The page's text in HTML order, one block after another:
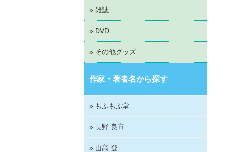
» 雑誌
» DVD
» その他グッズ
作家・著者名から探す
» もふもふ堂
» 長野 良市
» 山高 登